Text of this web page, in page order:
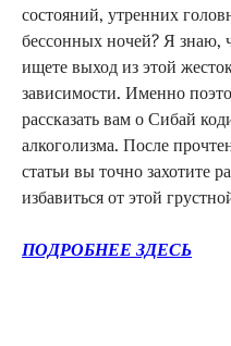
состояний, утренних
бессонных ночей? Я знаю,
ищете выход из этой
зависимости. Именно
рассказать вам о Сибай
алкоголизма. После
статьи вы точно захотите
избавиться от этой
ПОДРОБНЕЕ ЗДЕСЬ